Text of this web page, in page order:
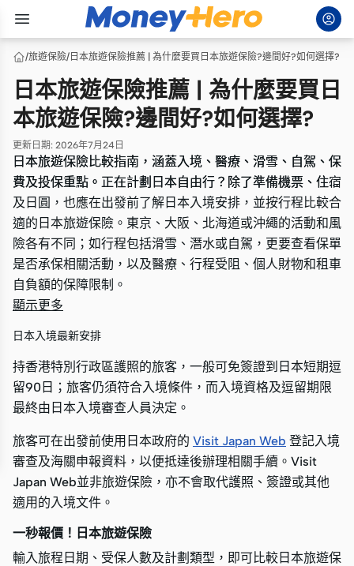
/旅遊保險/ 日本旅遊保險推薦 | 為什麼要買日本旅遊保險?邊間好?如何選擇?
日本旅遊保險推薦 | 為什麼要買日
本旅遊保險?邊間好?如何選擇?
更新日期: 2026年7月24日
日本旅遊保險比較指南，涵蓋入境、醫療、滑雪、自駕、保
費及投保重點。正在計劃日本自由行？除了準備機票、住宿
及日圓，也應在出發前了解日本入境安排，並按行程比較合
適的日本旅遊保險。東京、大阪、北海道或沖繩的活動和風
險各有不同；如行程包括滑雪、潛水或自駕，更要查看保單
是否承保相關活動，以及醫療、行程受阻、個人財物和租車
自負額的保障限制。
日本旅遊保險比較指南，涵蓋入境、醫療、滑雪、自駕、保
費及投保重點。正在計劃日本自由行？除了準備機票、住宿
及日圓，也應在出發前了解日本入境安排，並按行程比較合
適的日本旅遊保險。東京、大阪、北海道或沖繩的活動和風
險各有不同；如行程包括滑雪、潛水或自駕，更要查看保單
是否承保相關活動，以及醫療、行程受阻、個人財物和租車
自負額的保障限制。
顯示更多
日本入境最新安排
持香港特別行政區護照的旅客，一般可免簽證到日本短期逗
留90日；旅客仍須符合入境條件，而入境資格及逗留期限
最終由日本入境審查人員決定。
旅客可在出發前使用日本政府的 Visit Japan Web 登記入境
審查及海關申報資料，以便抵達後辦理相關手續。Visit
Japan Web並非旅遊保險，亦不會取代護照、簽證或其他
適用的入境文件。
一秒報價！日本旅遊保險
輸入旅程日期、受保人數及計劃類型，即可比較日本旅遊保